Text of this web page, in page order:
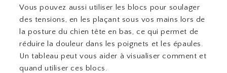
Vous pouvez aussi utiliser les blocs pour soulager
des tensions, en les plaçant sous vos mains lors de
la posture du chien tête en bas, ce qui permet de
réduire la douleur dans les poignets et les épaules.
Un tableau peut vous aider à visualiser comment et
quand utiliser ces blocs.